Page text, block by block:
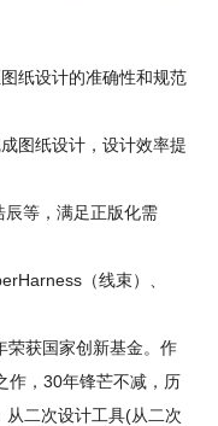
纸设计的准确性和规范
图纸设计，设计效率提
辰等，满足正版化需
（线束）、
荣获国家创新基金。作
作，30年锋芒不减，历
从二次设计工具(从二次